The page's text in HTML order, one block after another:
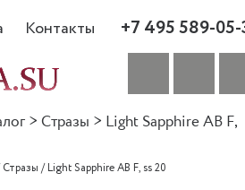
Контакты +7 495 589-
> Стразы > Light Sapphire AB F,
Стразы /Light Sapphire AB F, ss 20